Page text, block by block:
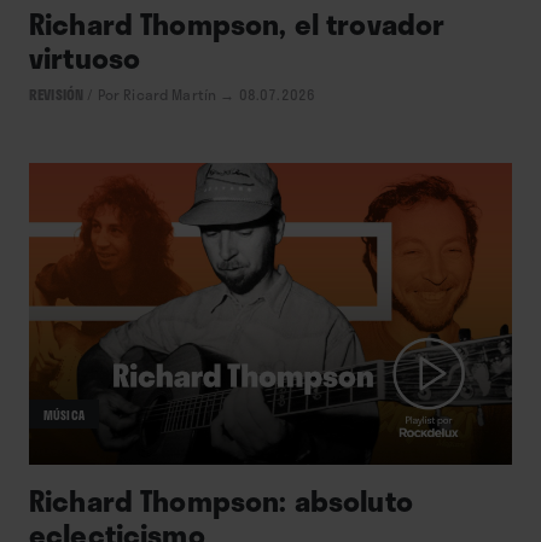
Richard Thompson, el trovador
virtuoso
REVISIÓN Por Ricard Martín → 08.07.2026
MÚSICA
Richard Thompson: absoluto